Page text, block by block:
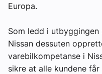
Europa.
Som ledd i
Nissan dessuten
varebilkompetanse i
sikre at alle kundene